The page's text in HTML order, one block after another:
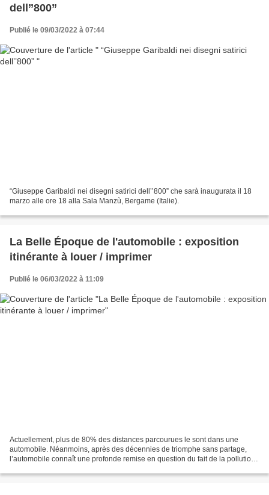
dell’’800”
Publié le 09/03/2022 à 07:44
“Giuseppe Garibaldi nei disegni satirici dell’’800” che sarà inaugurata il 18
marzo alle ore 18 alla Sala Manzù, Bergame (Italie).
La Belle Époque de l'automobile : exposition
itinérante à louer / imprimer
Publié le 06/03/2022 à 11:09
Actuellement, plus de 80% des distances parcourues le sont dans une
automobile. Néanmoins, après des décennies de triomphe sans partage,
l’automobile connaît une profonde remise en question du fait de la pollution